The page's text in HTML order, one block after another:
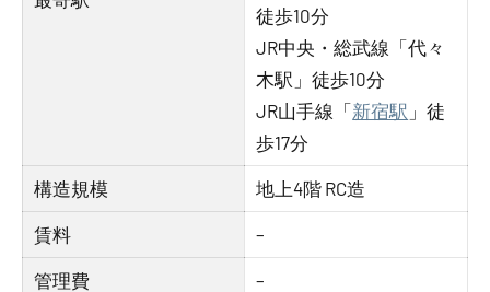
徒歩10分
JR中央・総武線「代々
木駅」徒歩10分
JR山手線「新宿駅 」徒
歩17分
構造規模 地上4階 RC造
賃料 –
管理費 –